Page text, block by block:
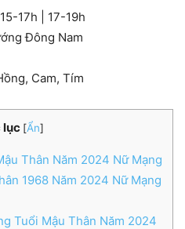
17h | 17-19h
Đông Nam
Cam, Tím
lục [Ẩn]
Thân Năm 2024 Nữ Mạng
1968 Năm 2024 Nữ Mạng
Tuổi Mậu Thân Năm 2024